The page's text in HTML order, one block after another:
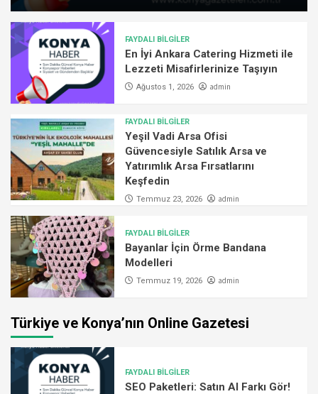
FAYDALI BİLGİLER
En İyi Ankara Catering Hizmeti ile
Lezzeti Misafirlerinize Taşıyın
Ağustos 1, 2026 admin
FAYDALI BİLGİLER
Yeşil Vadi Arsa Ofisi
Güvencesiyle Satılık Arsa ve
Yatırımlık Arsa Fırsatlarını
Keşfedin
Temmuz 23, 2026 admin
FAYDALI BİLGİLER
Bayanlar İçin Örme Bandana
Modelleri
Temmuz 19, 2026 admin
Türkiye ve Konya’nın Online Gazetesi
FAYDALI BİLGİLER
SEO Paketleri: Satın Al Farkı Gör!